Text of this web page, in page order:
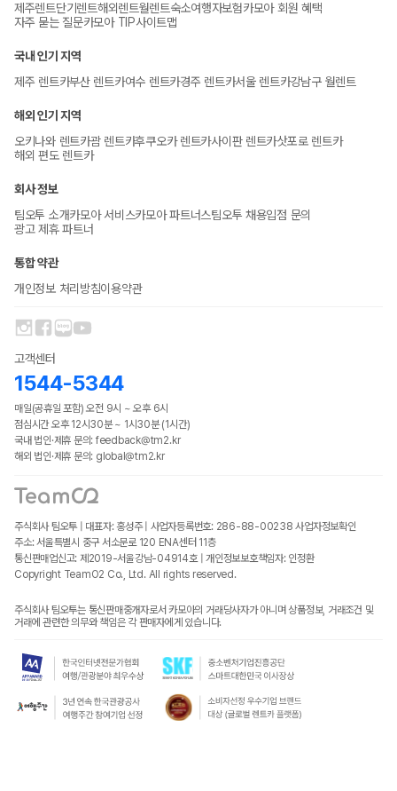
제주렌트단기렌트해외렌트월렌트숙소여행자보험카모아 회원 혜택
자주 묻는 질문카모아 TIP사이트맵
국내 인기 지역
제주 렌트카부산 렌트카여수 렌트카경주 렌트카서울 렌트카강남구 월렌트
해외 인기 지역
오키나와 렌트카괌 렌트카후쿠오카 렌트카사이판 렌트카삿포로 렌트카
해외 편도 렌트카
회사 정보
팀오투 소개카모아 서비스카모아 파트너스팀오투 채용입점 문의
광고 제휴 파트너
통합 약관
개인정보 처리방침이용약관
고객센터
1544-5344
매일(공휴일 포함) 오전 9시 ~ 오후 6시
점심시간 오후 12시30분 ~ 1시30분 (1시간)
국내 법인·제휴 문의: feedback@tm2.kr
해외 법인·제휴 문의: global@tm2.kr
주식회사 팀오투 | 대표자: 홍성주 | 사업자등록번호: 286-88-00238 사업자정보확인
주소: 서울특별시 중구 서소문로 120 ENA센터 11층
통신판매업신고: 제2019-서울강남-04914호 | 개인정보보호책임자: 인정환
Copyright TeamO2 Co., Ltd. All rights reserved.
주식회사 팀오투는 통신판매중개자로서 카모아의 거래당사자가 아니며 상품정보, 거래조건 및
거래에 관련한 의무와 책임은 각 판매자에게 있습니다.